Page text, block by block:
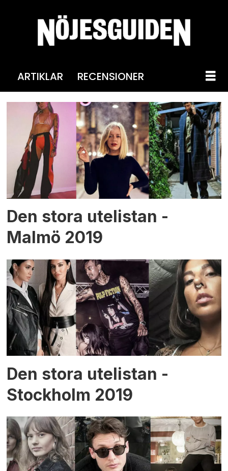
ARTIKLAR RECENSIONER
Tag:
utelistan
Den stora utelistan -
Malmö 2019
Den stora utelistan -
Stockholm 2019